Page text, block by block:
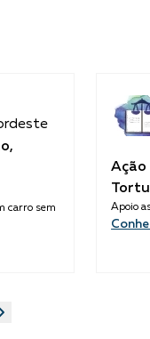
carro sem
Ação
Apoio